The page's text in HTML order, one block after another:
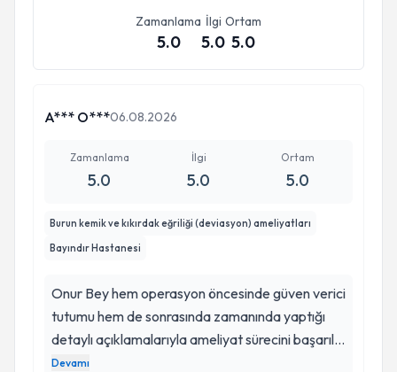
Zamanlama
5.0
İlgi
5.0
Ortam
5.0
A*** O***06.08.2026
Zamanlama
5.0
İlgi
5.0
Ortam
5.0
Burun kemik ve kıkırdak eğriliği (deviasyon) ameliyatları
Bayındır Hastanesi
Onur Bey hem operasyon öncesinde güven verici
tutumu hem de sonrasında zamanında yaptığı
detaylı açıklamalarıyla ameliyat sürecini başarılı
bir şekilde geçirmemi sağladı. Hem nefes alma
Devamı